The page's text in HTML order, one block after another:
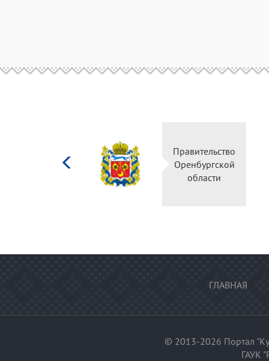
культуры
Российской
Правительство
Оренбургской
области
ГЛАВНАЯ
© 2013-2026 Портал
ГАУК